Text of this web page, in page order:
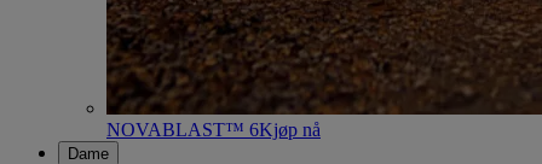
NOVABLAST™ 6Kjøp nå
Dame